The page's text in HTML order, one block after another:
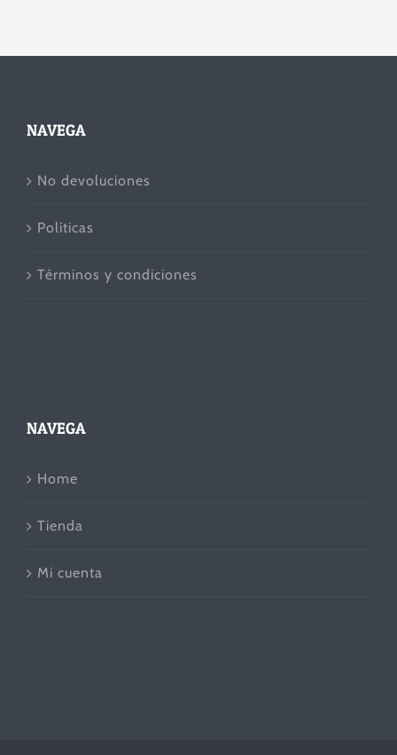
NAVEGA
No devoluciones
Políticas
Términos y condiciones
NAVEGA
Home
Tienda
Mi cuenta